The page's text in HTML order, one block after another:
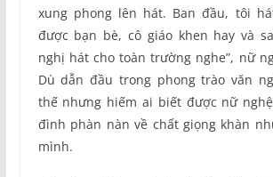
xung phong lên hát. Ban đầu, tôi
được bạn bè, cô giáo khen hay và
nghị hát cho toàn trường nghe”, nữ
Dù dẫn đầu trong phong trào văn
thế nhưng hiếm ai biết được nữ
đình phàn nàn về chất giọng khàn
mình.